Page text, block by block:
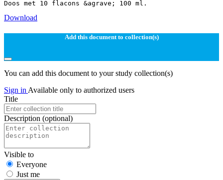
Download
Add this document to collection(s)
You can add this document to your study collection(s)
Sign in Available only to authorized users
Title
Description (optional)
Visible to
Everyone
Just me